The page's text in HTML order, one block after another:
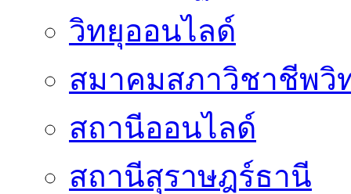
วิทยุออนไลด์
สมาคมสภาวิชาชีพวิ
สถานีออนไลด์
สถานีสุราษฎร์ธานี